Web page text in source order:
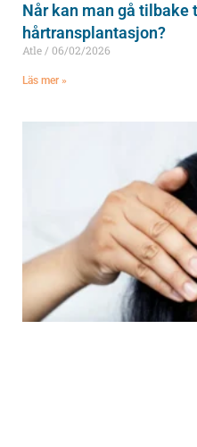
Når kan man gå tilbake
hårtransplantasjon?
Atle 06/02/2026
Läs mer »